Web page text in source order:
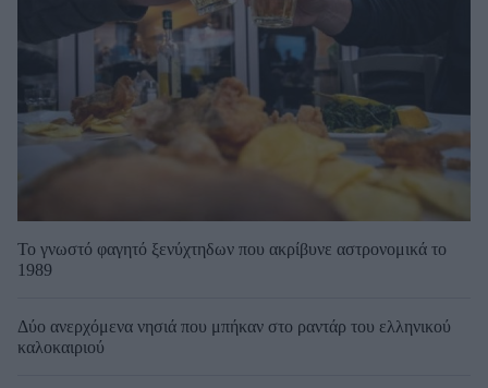
Το γνωστό φαγητό ξενύχτηδων που ακρίβυνε αστρονομικά το
1989
Δύο ανερχόμενα νησιά που μπήκαν στο ραντάρ του ελληνικού
καλοκαιριού